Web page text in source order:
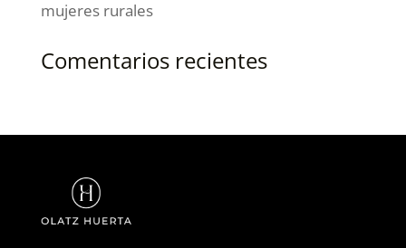
mujeres rurales
Comentarios recientes